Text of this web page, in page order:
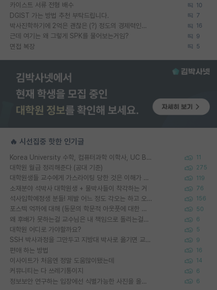
카이스트 서류 전형 배수 10
DGIST 가는 방법 추천 부탁드립니다. 7
박사진학하기에 2억은 괜찮은 (?) 정도의 경제력인가요 16
근데 여기는 왜 그렇게 SPK를 물어보는거임? 9
면접 복장 5
🔥 시선집중 핫한 인기글
Korea University 수학, 컴퓨터과학 이학사, UC Berkeley 산업공학 대학원 공학박사가 되는 것은 쉽지 않겠죠? 11
대학원 월급 정리해준다 (공대 기준) 275
대학원생들 교수에게 가스라이팅 당한 것은 이해가 갑니다. 안타깝네요. 119
소재분야 석박사 대학원생 + 물박사들이 착각하는 거 76
석사입학예정생 분들! 제발 어느 정도 각오는 하고 오세요. 156
포스텍 억까에 대해 (동문의 학문적 아웃풋에 대한 반박) 50
왜 후배가 못하는걸 교수님은 내 책임으로 돌리는걸까요? 6
대학원 어디로 가야할까요? 5
SSH 박사과정을 그만두고 지방대 박사로 옮기면 교수의 꿈은 끝일까요? 9
편애 하는 방법 16
이사이트가 처음엔 정말 도움많이됐는데 14
커뮤니티는 다 쓰레기통이지 6
정보보안 연구하는 입장에선 식별가능한 사진을 올리는건 비추이긴함 6